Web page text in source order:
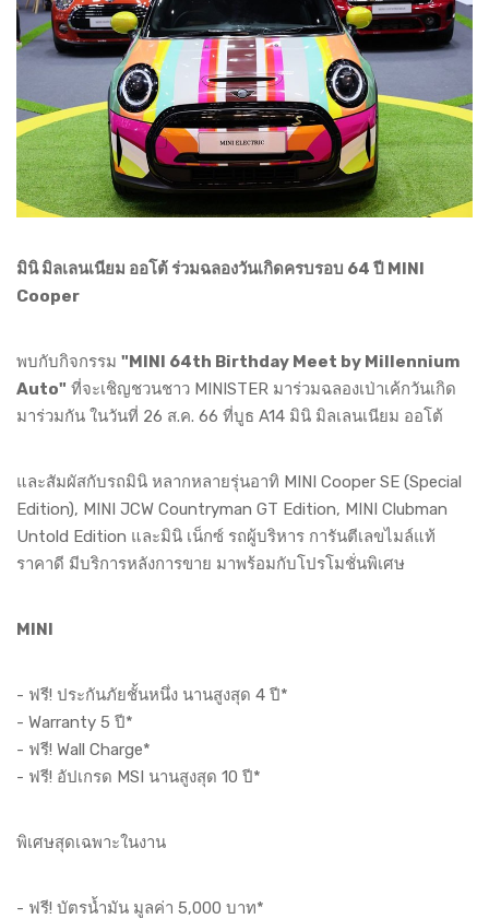
มินิ มิลเลนเนียม ออโต้ ร่วมฉลองวันเกิดครบรอบ 64 ปี MINI
Cooper
พบกับกิจกรรม "MINI 64th Birthday Meet by Millennium
Auto" ที่จะเชิญชวนชาว MINISTER มาร่วมฉลองเป่าเค้กวันเกิด
มาร่วมกัน ในวันที่ 26 ส.ค. 66 ที่บูธ A14 มินิ มิลเลนเนียม ออโต้
และสัมผัสกับรถมินิ หลากหลายรุ่นอาทิ MINI Cooper SE (Special
Edition), MINI JCW Countryman GT Edition, MINI Clubman
Untold Edition และมินิ เน็กซ์ รถผู้บริหาร การันตีเลขไมล์แท้
ราคาดี มีบริการหลังการขาย มาพร้อมกับโปรโมชั่นพิเศษ
MINI
- ฟรี! ประกันภัยชั้นหนึ่ง นานสูงสุด 4 ปี*
- Warranty 5 ปี*
- ฟรี! Wall Charge*
- ฟรี! อัปเกรด MSI นานสูงสุด 10 ปี*
พิเศษสุดเฉพาะในงาน
- ฟรี! บัตรน้ำมัน มูลค่า 5,000 บาท*